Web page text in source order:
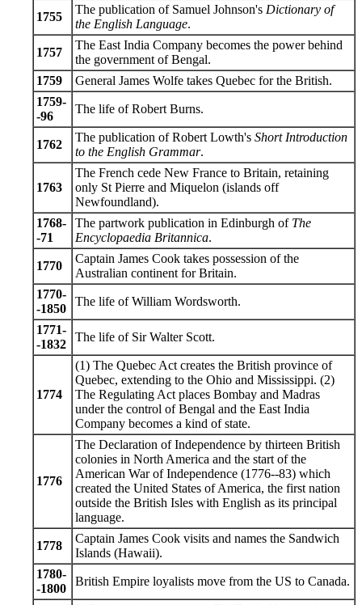
1755
The publication of Samuel Johnson's Dictionary of
the English Language.
1757
The East India Company becomes the power behind
the government of Bengal.
1759
General James Wolfe takes Quebec for the British.
1759-
-96
The life of Robert Burns.
1762
The publication of Robert Lowth's Short Introduction
to the English Grammar.
1763
The French cede New France to Britain, retaining
only St Pierre and Miquelon (islands off
Newfoundland).
1768-
-71
The partwork publication in Edinburgh of The
Encyclopaedia Britannica.
1770
Captain James Cook takes possession of the
Australian continent for Britain.
1770-
-1850
The life of William Wordsworth.
1771-
-1832
The life of Sir Walter Scott.
1774
(1) The Quebec Act creates the British province of
Quebec, extending to the Ohio and Mississippi. (2)
The Regulating Act places Bombay and Madras
under the control of Bengal and the East India
Company becomes a kind of state.
1776
The Declaration of Independence by thirteen British
colonies in North America and the start of the
American War of Independence (1776--83) which
created the United States of America, the first nation
outside the British Isles with English as its principal
language.
1778
Captain James Cook visits and names the Sandwich
Islands (Hawaii).
1780-
-1800
British Empire loyalists move from the US to Canada.